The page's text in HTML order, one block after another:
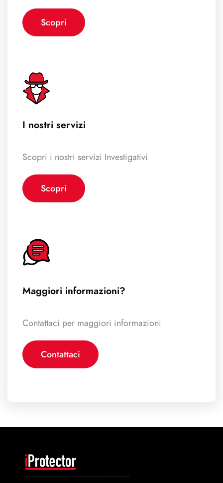
Scopri
I nostri servizi
Scopri i nostri servizi Investigativi
Scopri
Maggiori informazioni?
Contattaci per maggiori informazioni
Contattaci